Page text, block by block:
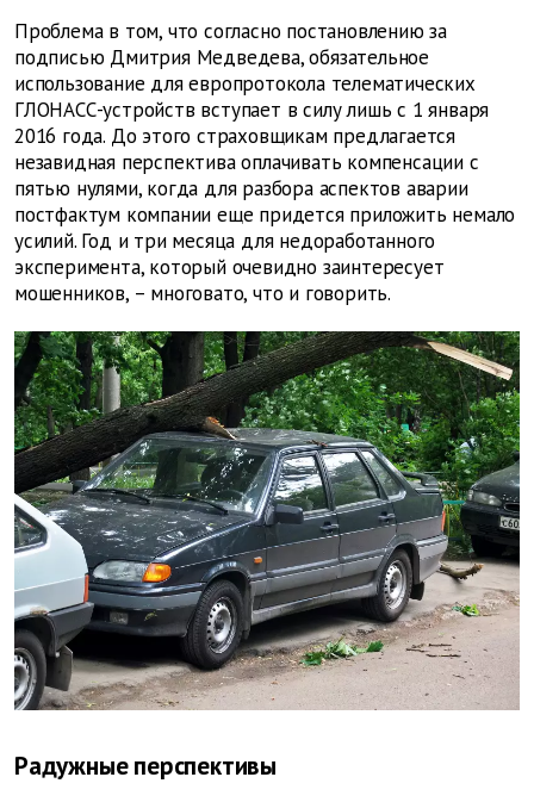
Проблема в том, что согласно постановлению за
подписью Дмитрия Медведева, обязательное
использование для европротокола телематических
ГЛОНАСС-устройств вступает в силу лишь с 1 января
2016 года. До этого страховщикам предлагается
незавидная перспектива оплачивать компенсации с
пятью нулями, когда для разбора аспектов аварии
постфактум компании еще придется приложить немало
усилий. Год и три месяца для недоработанного
эксперимента, который очевидно заинтересует
мошенников, – многовато, что и говорить.
Радужные перспективы